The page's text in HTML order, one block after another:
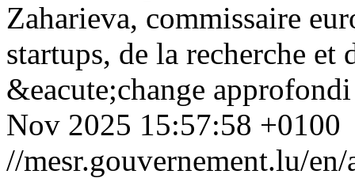
Zaharieva, commissaire
startups, de la recherche
&eacute;change
Nov 2025 15:57:58 +0100
//mesr.gouvernement.lu/